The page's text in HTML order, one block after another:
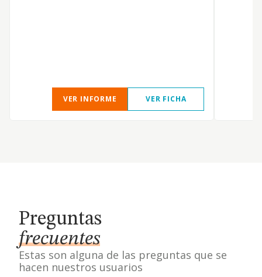
VER INFORME VER FICHA
Preguntas
frecuentes
Estas son alguna de las preguntas que se
hacen nuestros usuarios